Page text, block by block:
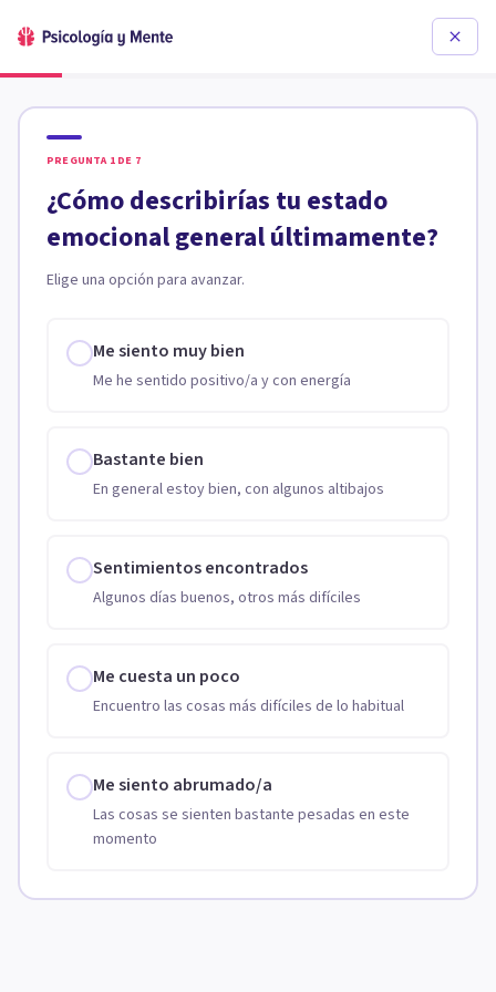
PREGUNTA 1 DE 7
¿Cómo describirías tu estado
emocional general últimamente?
Elige una opción para avanzar.
Me siento muy bien
Me he sentido positivo/a y con energía
Bastante bien
En general estoy bien, con algunos altibajos
Sentimientos encontrados
Algunos días buenos, otros más difíciles
Me cuesta un poco
Encuentro las cosas más difíciles de lo habitual
Me siento abrumado/a
Las cosas se sienten bastante pesadas en este
momento